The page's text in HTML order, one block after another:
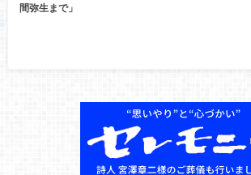
間弥生まで」